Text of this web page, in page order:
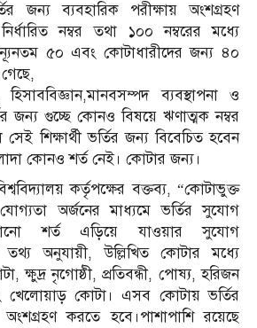
জন্য ব্যবহারিক পরীক্ষায় অংশগ্রহণ
নম্বর তথা ১০০ নম্বরের মধ্যে
ন্যূনতম ৫০ এবং কোটাধারীদের জন্য ৪০
হিসাববিজ্ঞান,মানবসম্পদ ব্যবস্থাপনা ও
জন্য গুচ্ছে কোনও বিষয়ে ঋণাত্মক নম্বর
শিক্ষার্থী ভর্তির জন্য বিবেচিত হবেন
কোনও শর্ত নেই। কোটার জন্য।
কর্তৃপক্ষের বক্তব্য, “কোটাভুক্ত
যোগ্যতা অর্জনের মাধ্যমে ভর্তির সুযোগ
শর্ত এড়িয়ে যাওয়ার সুযোগ
তথ্য অনুযায়ী, উল্লিখিত কোটার মধ্যে
ক্ষুদ্র নৃগোষ্ঠী, প্রতিবন্ধী, পোষ্য, হরিজন
খেলোয়াড় কোটা। এসব কোটায় ভর্তির
অংশগ্রহণ করতে হবে।পাশাপাশি রয়েছে